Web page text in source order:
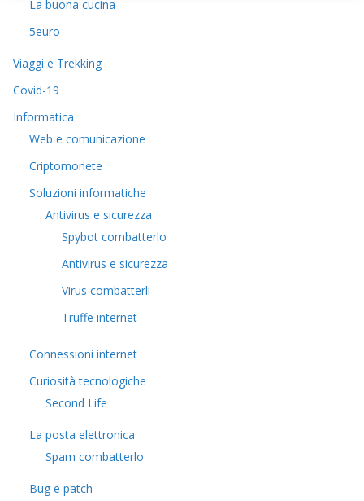
La buona cucina
5euro
Viaggi e Trekking
Covid-19
Informatica
Web e comunicazione
Criptomonete
Soluzioni informatiche
Antivirus e sicurezza
Spybot combatterlo
Antivirus e sicurezza
Virus combatterli
Truffe internet
Connessioni internet
Curiosità tecnologiche
​Second Life
La posta elettronica
Spam combatterlo
Bug e patch